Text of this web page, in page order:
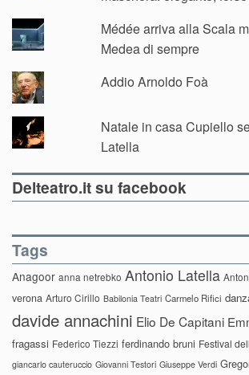
Médée arriva alla Scala
Medea di sempre
Addio Arnoldo Foà
Natale in casa Cupiello
Latella
Delteatro.it su facebook
Tags
Anagoor anna netrebko Antonio Latella
verona Arturo Cirillo Babilonia Teatri Carmelo Rifici
davide annachini Elio De Capitani
fragassi Federico Tiezzi ferdinando bruni Festival
giancarlo cauteruccio Giovanni Testori Giuseppe Verdi